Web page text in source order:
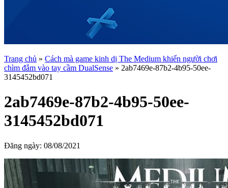
Trang chủ » Cách mà game kinh dị The Medium khiến người chơi
chìm đắm vào tay cầm DualSense » 2ab7469e-87b2-4b95-50ee-
3145452bd071
2ab7469e-87b2-4b95-50ee-
3145452bd071
Đăng ngày: 08/08/2021